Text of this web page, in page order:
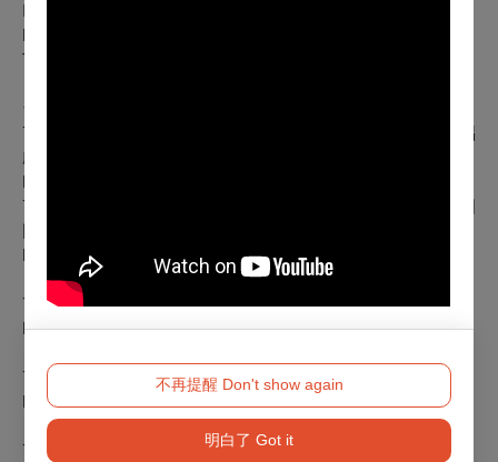
不再提醒 Don't show again
明白了 Got it
Instagram官方帳號｜
https://lihi3.cc/KIJW1
TICF官方網站｜www.ticf.tw
台北場次：
7/26(日)19:30 英業達慈善音樂會—艾斯特維茲《中南美清唱
劇》
https://tpf.asia/en01PmEre
7/27(一)19:30 永真慈善音樂會—拉脫維亞Kamēr合唱團與德國
圖林根室內合唱團
https://tpf.asia/en01XQnAn
7/28(二)19:30 斯洛維尼亞 美格隆室內合唱團
https://tpf.asia/en01FI7Vz
7/29(三)19:30 匈牙利 Cantemus 兒童合唱團
https://tpf.asia/en01czYBf
7/30(四)19:30 西班牙 SUHAR男聲合唱團